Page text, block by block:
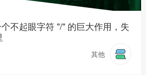
不起眼字符 "/" 的巨大作用，失
其他